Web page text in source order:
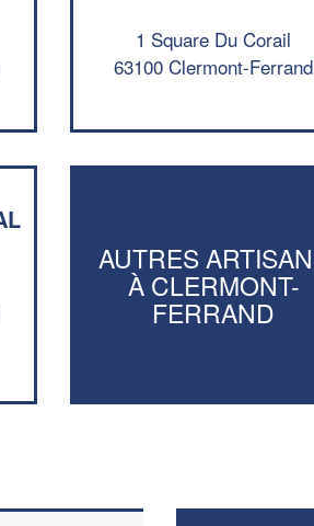
1 Square Du Corail
63100 Clermont-Ferrand
AUTRES
À CLERMONT-
FERRAND